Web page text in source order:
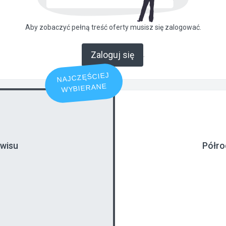
Aby zobaczyć pełną treść oferty musisz się zalogować.
Zaloguj się
NAJCZĘŚCIEJ
WYBIERANE